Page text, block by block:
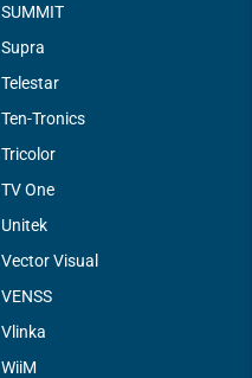
SUMMIT
Supra
Telestar
Ten-Tronics
Tricolor
TV One
Unitek
Vector Visual
VENSS
Vlinka
WiiM